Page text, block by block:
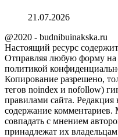
21.07.2026
@2020 - budnibuinakska.ru
Настоящий ресурс
Отправляя любую форму на
политикой
Копирование разрешено,
тегов noindex и nofollow)
правилами сайта. Редакция
содержание
совпадать с мнением
принадлежат их